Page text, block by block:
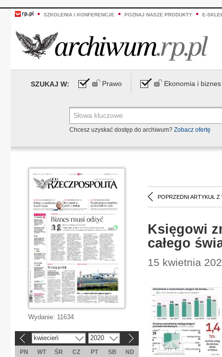
SZKOLENIA I KONFERENCJE POZNAJ NASZE PRODUKTY E-
SZUKAJ W: Prawo Ekonomia i biznes
Chcesz uzyskać dostęp do archiwum? Zobacz ofertę
POPRZEDNI ARTYKUŁ Z
Księgowi
całego
15 kwietnia
Wydanie: 11634
kwiecień 2020
PN WT ŚR CZ PT SB
ND